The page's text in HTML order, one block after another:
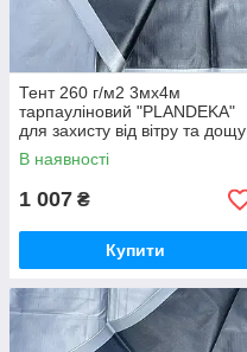
Тент 260 г/м2 3мх4м
тарпауліновий "PLANDEKA"
для захисту від вітру та дощу
В наявності
1 007 ₴
Купити